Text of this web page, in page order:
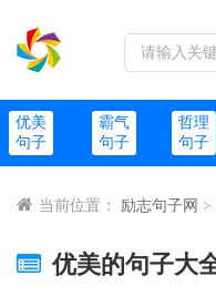
优美
句子
霸气
句子
哲理
句子
当前位置： 励志句子网 >
优美的句子大